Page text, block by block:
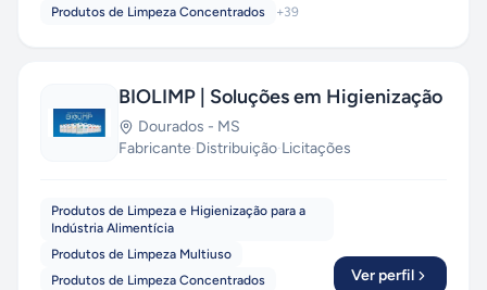
Produtos de Limpeza Concentrados +39
BIOLIMP | Soluções em Higienização
Dourados - MS
Fabricante·Distribuição·Licitações
Produtos de Limpeza e Higienização para a
Indústria Alimentícia
Produtos de Limpeza Multiuso
Produtos de Limpeza Concentrados
Ver perfil